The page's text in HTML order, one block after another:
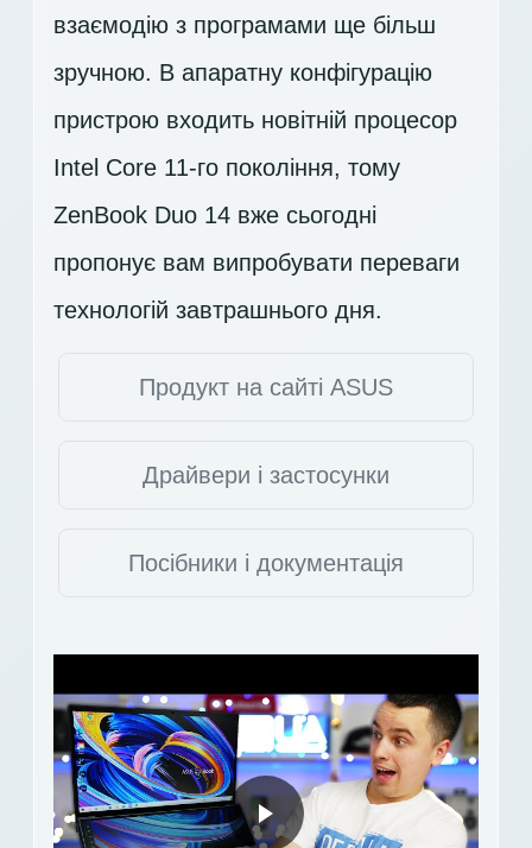
взаємодію з програмами ще більш
зручною. В апаратну конфігурацію
пристрою входить новітній процесор
Intel Core 11-го покоління, тому
ZenBook Duo 14 вже сьогодні
пропонує вам випробувати переваги
технологій завтрашнього дня.
Продукт на сайті ASUS
Драйвери і застосунки
Посібники і документація